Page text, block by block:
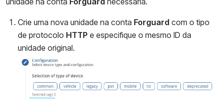
Crie uma nova unidade na conta Forguard com o tipo
de protocolo HTTP e especifique o mesmo ID da
unidade original.